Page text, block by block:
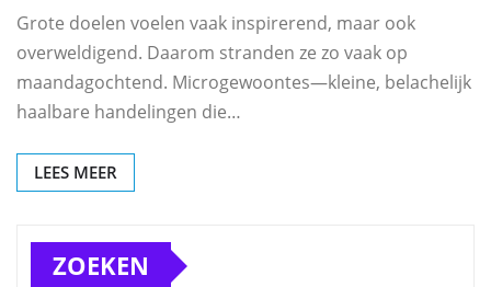
Grote doelen voelen vaak inspirerend, maar ook
overweldigend. Daarom stranden ze zo vaak op
maandagochtend. Microgewoontes—kleine, belachelijk
haalbare handelingen die…
LEES MEER
ZOEKEN